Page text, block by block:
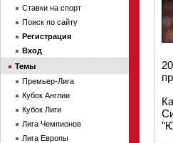
Ставки на спорт
Поиск по сайту
Регистрация
Вход
Темы
Премьер-Лига
Кубок Англии
Кубок Лиги
Лига Чемпионов
Лига Европы